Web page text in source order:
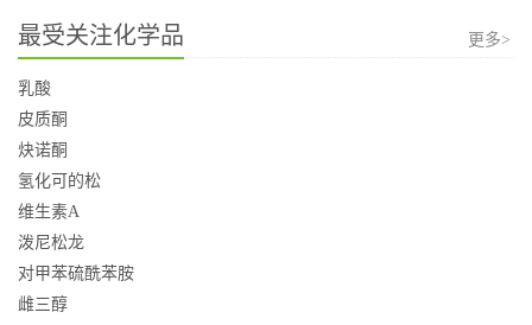
最受关注化学品 更多>
乳酸
皮质酮
炔诺酮
氢化可的松
维生素A
泼尼松龙
对甲苯硫酰苯胺
雌三醇